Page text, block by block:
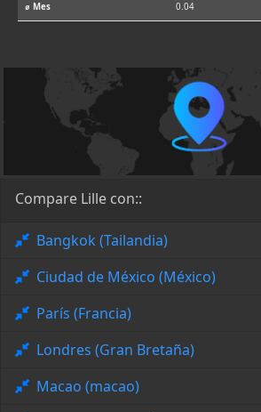
⌀ Mes 0.04
Compare Lille con::
Bangkok (Tailandia)
Ciudad de México (México)
París (Francia)
Londres (Gran Bretaña)
Macao (macao)